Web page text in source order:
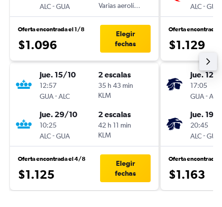
ALC-GUA
Varias aerolíneas
Oferta encontrada el 1/8
$1.096
Elegir
fechas
jue. 15/10
12:57
GUA-ALC
2 escalas
35 h 43 min
KLM
jue. 29/10
10:25
ALC-GUA
2 escalas
42 h 11 min
KLM
Oferta encontrada el 4/8
$1.125
Elegir
fechas
ALC-GUA
Oferta encontrada
$1.129
jue. 12/
17:05
GUA-ALC
jue. 19/
20:45
ALC-GUA
Oferta encontrada
$1.163